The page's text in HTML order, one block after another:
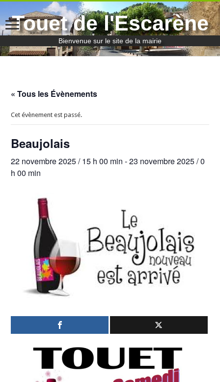
Touet de l'Escarène
Bienvenue sur le site de la mairie
« Tous les Évènements
Cet évènement est passé.
Beaujolais
22 novembre 2025 / 15 h 00 min -23 novembre 2025 / 0
h 00 min